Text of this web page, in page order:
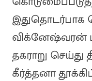
இதுதொடர்பாக
விக்னேஷ்வரன்
தகராறு
கீர்த்தனா